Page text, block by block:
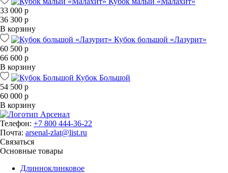
33 000 р
36 300 р
В корзину
Кубок большой «Лазурит»
60 500 р
66 600 р
В корзину
Кубок Большой
54 500 р
60 000 р
В корзину
Телефон: +7 800 444-36-22
Почта: arsenal-zlat@list.ru
Связаться
Основные товары
Длинноклинковое